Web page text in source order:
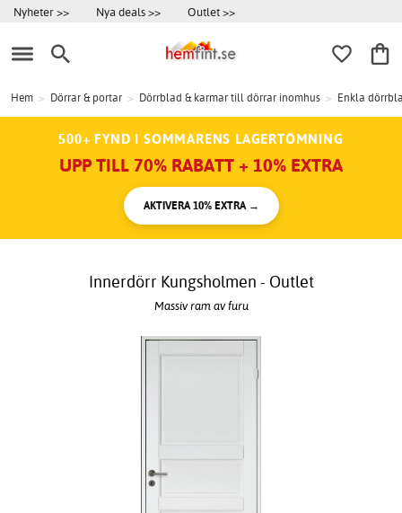
Nyheter >> Nya deals >> Outlet >>
Hem > Dörrar & portar > Dörrblad & karmar till dörrar inomhus > Enkla
500+ FYND I SOMMARENS LAGERTÖMNING
UPP TILL 70% RABATT + 10% EXTRA
AKTIVERA 10% EXTRA →
Innerdörr Kungsholmen - Outlet
Massiv ram av furu